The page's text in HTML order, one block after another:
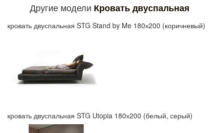
Другие модели Кровать двуспальная
кровать двуспальная STG Stand by Me 180х200 (коричневый)
кровать двуспальная STG Utopia 180х200 (белый, серый)